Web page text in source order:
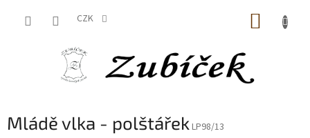
CZK
Mládě vlka - polštářek LP98/13